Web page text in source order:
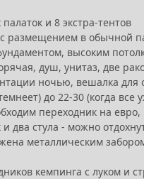
и 8 экстра-тентов
размещением в обычной
высоким
душ, унитаз, две
ночью, вешалка для
до 22-30 (когда
переходник на
два стула - можно
металлическим
кемпинга с луком